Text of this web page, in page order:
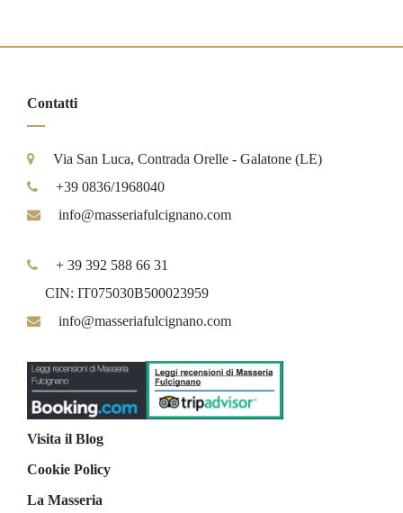
Contatti
Via San Luca, Contrada Orelle - Galatone (LE)
+39 0836/1968040
info@masseriafulcignano.com
+ 39 392 588 66 31
CIN: IT075030B500023959
info@masseriafulcignano.com
Visita il Blog
Cookie Policy
La Masseria